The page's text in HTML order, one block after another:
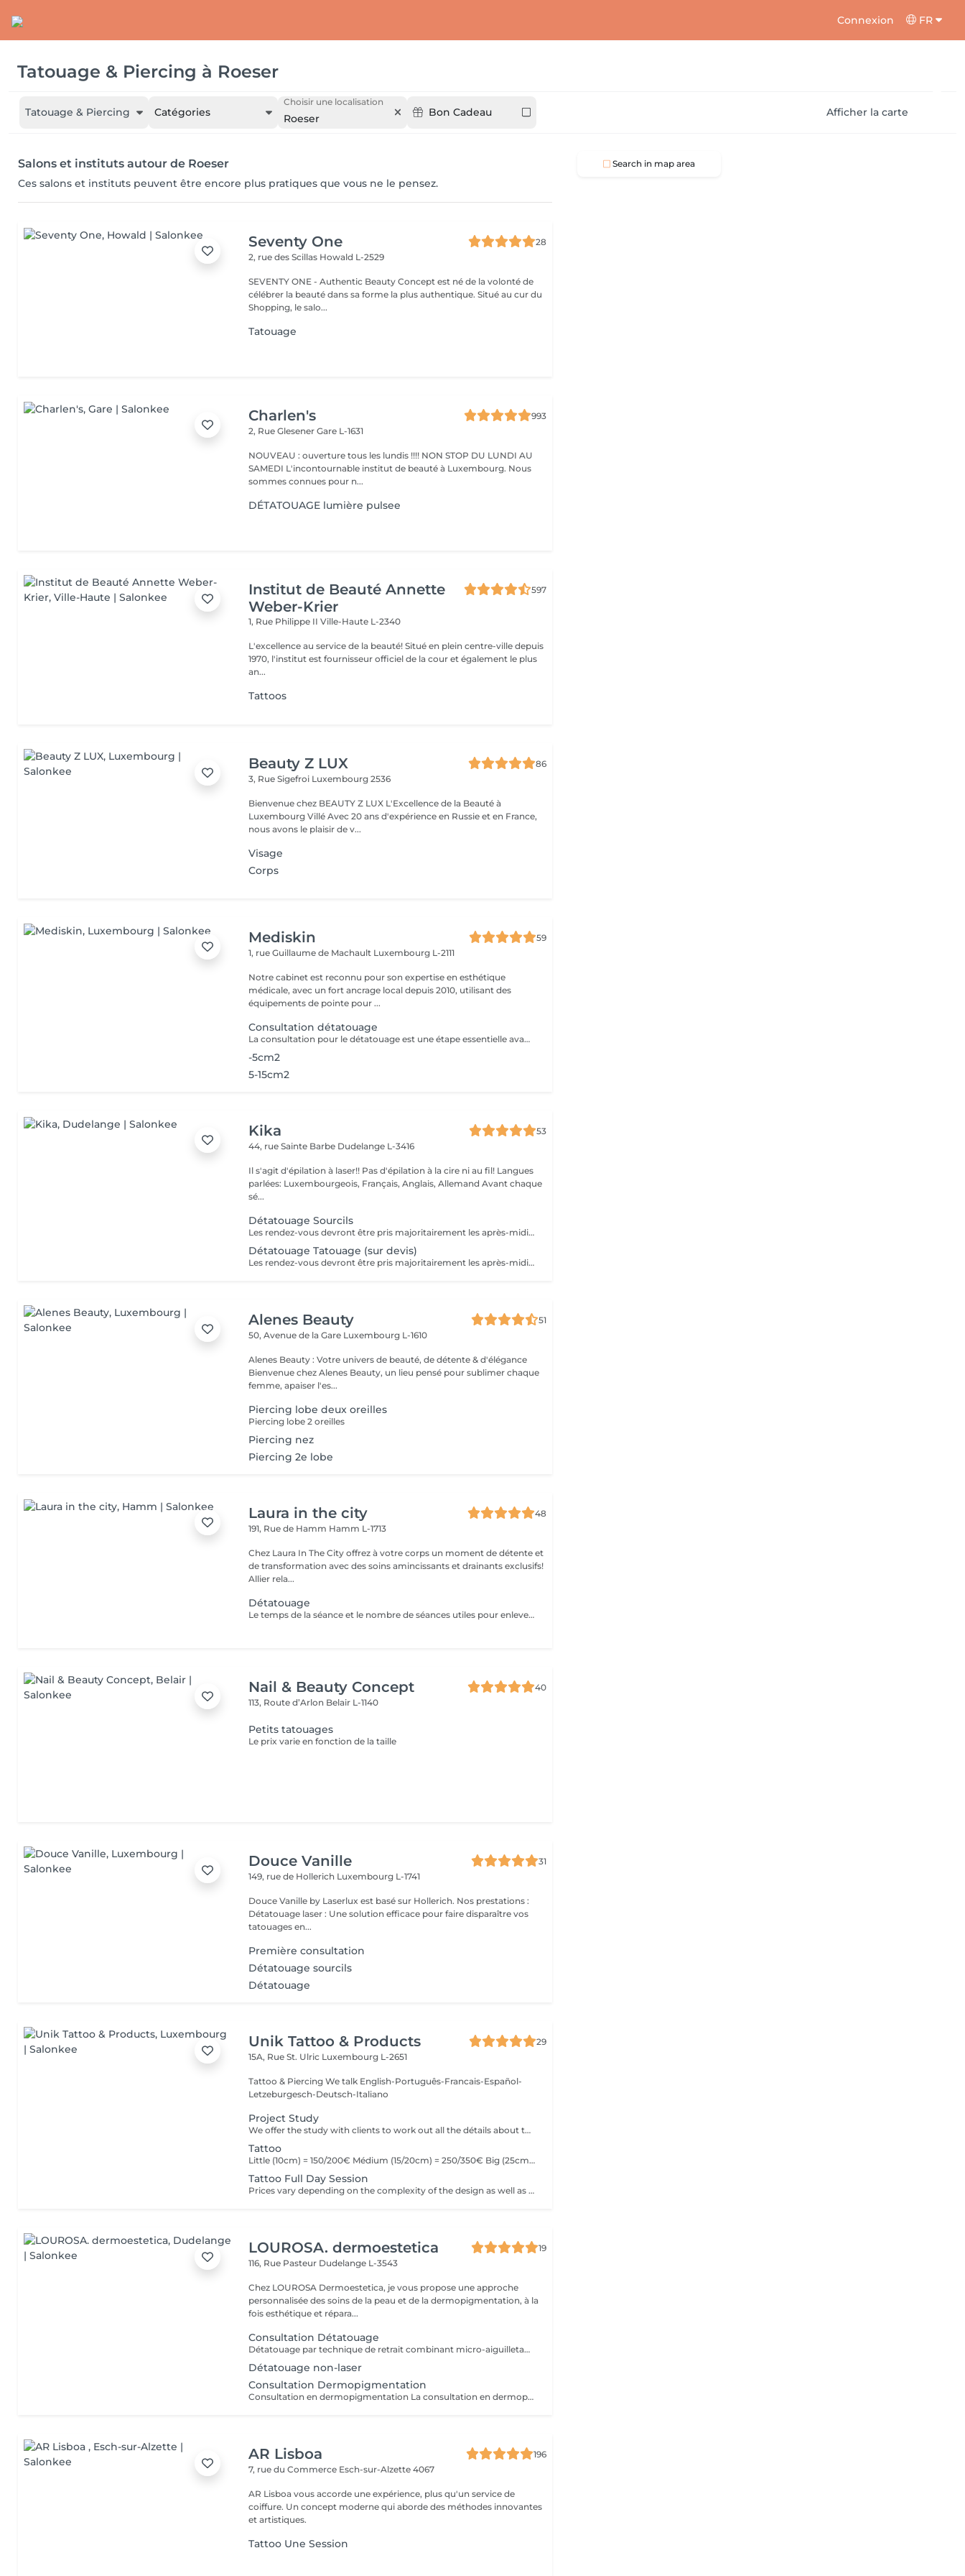
Connexion FR
Tatouage & Piercing à Roeser
Tatouage & Piercing Catégories
Choisir une localisation
Roeser Bon Cadeau Afficher la carte
Salons et instituts autour de Roeser
Ces salons et instituts peuvent être encore plus pratiques que vous ne le pensez.
Seventy One
28
2, rue des Scillas Howald L-2529
SEVENTY ONE - Authentic Beauty Concept est né de la volonté de
célébrer la beauté dans sa forme la plus authentique. Situé au cur du
Shopping, le salo...
Tatouage
Charlen's
993
2, Rue GlesenerGare L-1631
NOUVEAU : ouverture tous les lundis !!!! NON STOP DU LUNDI AU
SAMEDI L'incontournable institut de beauté à Luxembourg. Nous
sommes connues pour n...
DÉTATOUAGE lumière pulsee
Institut de Beauté Annette
Weber-Krier
597
1, Rue Philippe IIVille-Haute L-2340
L'excellence au service de la beauté! Situé en plein centre-ville depuis
1970, l'institut est fournisseur officiel de la cour et également le plus
an...
Tattoos
Beauty Z LUX
86
3, Rue Sigefroi Luxembourg 2536
Bienvenue chez BEAUTY Z LUX L'Excellence de la Beauté à
Luxembourg Villé Avec 20 ans d'expérience en Russie et en France,
nous avons le plaisir de v...
Visage
Corps
Mediskin
59
1, rue Guillaume de Machault Luxembourg L-2111
Notre cabinet est reconnu pour son expertise en esthétique
médicale, avec un fort ancrage local depuis 2010, utilisant des
équipements de pointe pour ...
Consultation détatouage
La consultation pour le détatouage est une étape essentielle avant le traitement. Elle permet d'évaluer la taille, les couleurs et la profondeur du tatouage, ainsi que le type de peau du patient. Le professionnel explique le déroulement du traitement, le nombre de séances nécessaires et les éventuels effets secondaires. C'est aussi le moment pour poser toutes vos questions et discuter des attentes en termes de résultats
-5cm2
5-15cm2
Kika
53
44, rue Sainte Barbe Dudelange L-3416
Il s'agit d'épilation à laser!! Pas d'épilation à la cire ni au fil! Langues
parlées: Luxembourgeois, Français, Anglais, Allemand Avant chaque
sé...
Détatouage Sourcils
Les rendez-vous devront être pris majoritairement les après-midis. Les rendez-vous se feront donc par appel téléphonique ou sms Merci
Détatouage Tatouage (sur devis)
Les rendez-vous devront être pris majoritairement les après-midis. Les rendez-vous se feront donc par appel téléphonique ou sms Merci
Alenes Beauty
51
50, Avenue de la Gare Luxembourg L-1610
Alenes Beauty : Votre univers de beauté, de détente & d'élégance
Bienvenue chez Alenes Beauty, un lieu pensé pour sublimer chaque
femme, apaiser l'es...
Piercing lobe deux oreilles
Piercing lobe 2 oreilles
Piercing nez
Piercing 2e lobe
Laura in the city
48
191, Rue de Hamm Hamm L-1713
Chez Laura In The City offrez à votre corps un moment de détente et
de transformation avec des soins amincissants et drainants exclusifs!
Allier rela...
Détatouage
Le temps de la séance et le nombre de séances utiles pour enlever le tatouage sont variables Le détatouage laser est une technique efficace qui fragmente les pigments d'encre sous la peau à l'aide de faisceaux de lumière, permettant ainsi au système immunitaire de les éliminer progressivement. Le processus nécessite généralement plusieurs séances, et son efficacité dépend de divers facteurs. Comment ça marche ? Le laser cible les particules d'encre et les chauffe pour les fragmenter en morceaux plus petits. Ces fragments sont ensuite naturellement évacués par le corps. Différents types de lasers, tels que le laser Picosure ou le laser Q-Switched, sont utilisés pour traiter efficacement différentes couleurs et profondeurs d'encre. Ce qu'il faut savoir Nombre de séances Le nombre de séances varie considérablement. Un tatouage amateur peut nécessiter 3 à 5 séances, tandis qu'un tatouage professionnel peut en exiger 4 à 12, voire plus, pour une disparition complète. Résultats progressifs L'éclaircissement de l'encre est visible après chaque séance, mais le tatouage complet s'estompe progressivement au fil du temps.
Nail & Beauty Concept
40
113, Route d’Arlon Belair L-1140
Petits tatouages
Le prix varie en fonction de la taille
Douce Vanille
31
149, rue de Hollerich Luxembourg L-1741
Douce Vanille by Laserlux est basé sur Hollerich. Nos prestations :
Détatouage laser : Une solution efficace pour faire disparaître vos
tatouages en...
Première consultation
Détatouage sourcils
Détatouage
Unik Tattoo & Products
29
15A, Rue St. Ulric Luxembourg L-2651
Tattoo & Piercing We talk English-Português-Francais-Español-
Letzeburgesch-Deutsch-Italiano
Project Study
We offer the study with clients to work out all the détails about their tattoo.
Tattoo
Little (10cm) = 150/200€ Médium (15/20cm) = 250/350€ Big (25cm/+) = start at 400€ Custom quotes per project! The prices vary depending on the complexity of the design as well as the área to be tattoed!
Tattoo Full Day Session
Prices vary depending on the complexity of the design as well as the área to be tattoed.
LOUROSA. dermoestetica
19
116, Rue Pasteur Dudelange L-3543
Chez LOUROSA Dermoestetica, je vous propose une approche
personnalisée des soins de la peau et de la dermopigmentation, à la
fois esthétique et répara...
Consultation Détatouage
Détatouage par technique de retrait combinant micro-aiguilletage et solution spécifique, adaptée aux pigments difficiles à traiter au laser . La consultation est requise.
Détatouage non-laser
Consultation Dermopigmentation
Consultation en dermopigmentation La consultation en dermopigmentation est une étape essentielle avant toute prestation de traitement correctif ou reconstructeur. Elle permet de comprendre vos besoins, d'analyser la peau et de définir un protocole entièrement personnalisé en fonction de la zone à traiter, de votre carnation, de votre morphologie et du résultat souhaité. Ce rendez-vous comprend un échange approfondi sur vos attentes, une analyse précise de la zone concernée ainsi que des conseils professionnels sur la technique et l'approche les plus adaptées à votre situation. C'est également un moment privilégié pour répondre à toutes vos questions et s'assurer de l'absence de contre-indications. Le montant de la consultation est déduit du tarif de la prestation si celle-ci est réalisée dans les 2 mois suivant la consultation. Cette étape est indispensable afin de garantir un traitement sécurisé, cohérent et parfaitement adapté à votre peau et à votre objectif esthétique ou réparateur.
AR Lisboa
196
7, rue du Commerce Esch-sur-Alzette 4067
AR Lisboa vous accorde une expérience, plus qu'un service de
coiffure. Un concept moderne qui aborde des méthodes innovantes
et artistiques.
Tattoo Une Session
Search in map area